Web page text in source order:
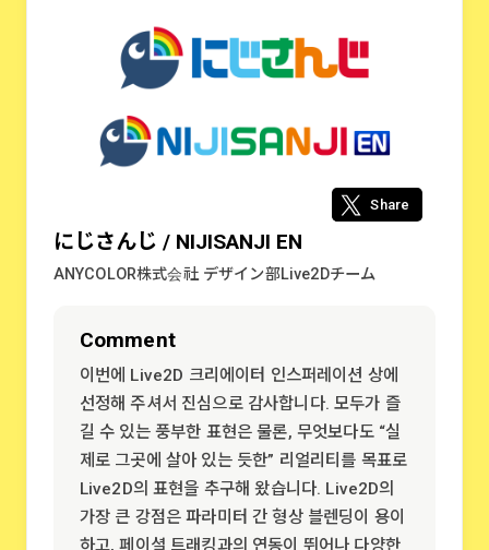
にじさんじ / NIJISANJI EN
ANYCOLOR株式会社 デザイン部Live2Dチーム
Share
Comment
이번에 Live2D 크리에이터 인스퍼레이션 상에
선정해 주셔서 진심으로 감사합니다. 모두가 즐
길 수 있는 풍부한 표현은 물론, 무엇보다도 “실
제로 그곳에 살아 있는 듯한” 리얼리티를 목표로
Live2D의 표현을 추구해 왔습니다. Live2D의
가장 큰 강점은 파라미터 간 형상 블렌딩이 용이
하고, 페이셜 트래킹과의 연동이 뛰어나 다양한